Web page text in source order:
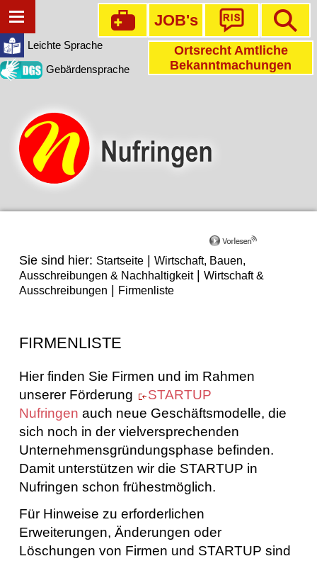
Leichte Sprache
Gebärdensprache
JOB's
Ortsrecht Amtliche
Bekanntmachungen
Sie sind hier: Startseite| Wirtschaft, Bauen,
Ausschreibungen & Nachhaltigkeit| Wirtschaft &
Ausschreibungen
Firmenliste
FIRMENLISTE
Hier finden Sie Firmen und im Rahmen
unserer Förderung
STARTUP
Nufringen auch neue Geschäftsmodelle, die
sich noch in der vielversprechenden
Unternehmensgründungsphase befinden.
Damit unterstützen wir die STARTUP in
Nufringen schon frühestmöglich.
Für Hinweise zu erforderlichen
Erweiterungen, Änderungen oder
Löschungen von Firmen und STARTUP sind